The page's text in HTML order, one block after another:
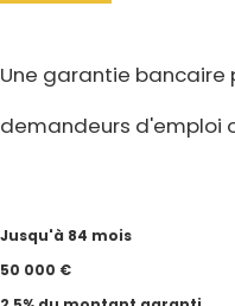
Une garantie bancaire
demandeurs d'emploi
Jusqu'à 84 mois
50 000 €